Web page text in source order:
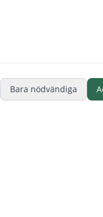
Bara nödvändiga